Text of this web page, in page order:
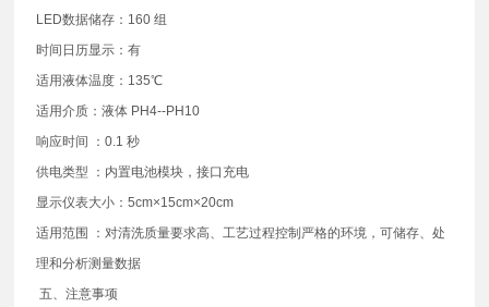
LED数据储存：160 组
时间日历显示：有
适用液体温度：135℃
适用介质：液体 PH4--PH10
响应时间 ：0.1 秒
供电类型 ：内置电池模块，接口充电
显示仪表大小：5cm×15cm×20cm
适用范围 ：对清洗质量要求高、工艺过程控制严格的环境，可储存、处
理和分析测量数据
五、注意事项